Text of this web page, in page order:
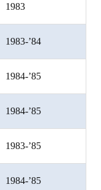
1983
1983-’84
1984-’85
1984-’85
1983-’85
1984-’85